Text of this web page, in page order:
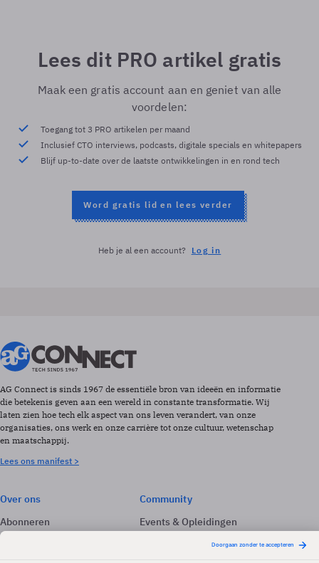
Lees dit PRO artikel gratis
Maak een gratis account aan en geniet van alle
voordelen:
Toegang tot 3 PRO artikelen per maand
Inclusief CTO interviews, podcasts, digitale specials en whitepapers
Blijf up-to-date over de laatste ontwikkelingen in en rond tech
Word gratis lid en lees verder
Heb je al een account? Log in
AG Connect is sinds 1967 de essentiële bron van ideeën en informatie
die betekenis geven aan een wereld in constante transformatie. Wij
laten zien hoe tech elk aspect van ons leven verandert, van onze
organisaties, ons werk en onze carrière tot onze cultuur, wetenschap
en maatschappij.
Lees ons manifest >
Over ons
Abonneren
Adverteren
Community
Events & Opleidingen